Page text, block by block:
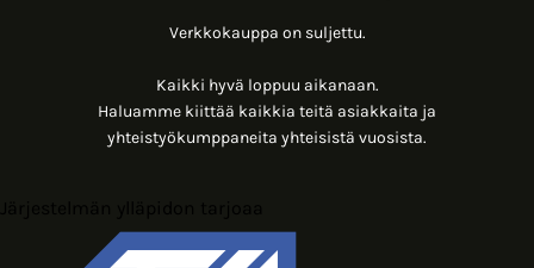
Verkkokauppa on suljettu.
Kaikki hyvä loppuu aikanaan.
Haluamme kiittää kaikkia teitä asiakkaita ja
yhteistyökumppaneita yhteisistä vuosista.